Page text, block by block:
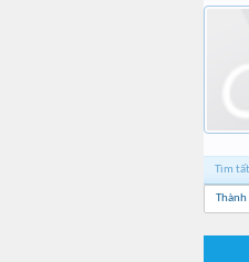
Tìm
Thành